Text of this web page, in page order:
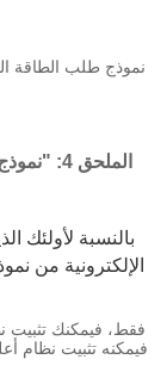
الملحق
بالنسبة لأولئك
الإلكترونية من